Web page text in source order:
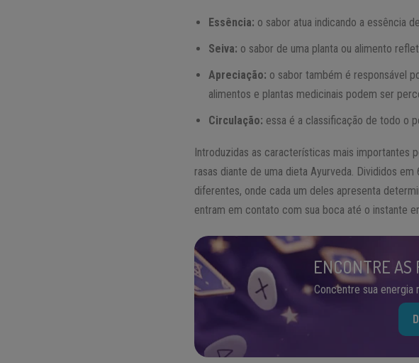
Essência: o sabor atua indicando a essência
Seiva: o sabor de uma planta ou alimento
Apreciação: o sabor também é responsável
alimentos e plantas medicinais podem ser
Circulação: essa é a classificação de todo o
Introduzidas as características mais importantes
rasas diante de uma dieta Ayurveda. Divididos
diferentes, onde cada um deles apresenta
entram em contato com sua boca até o instante
ENCONTRE AS
Concentre sua energia